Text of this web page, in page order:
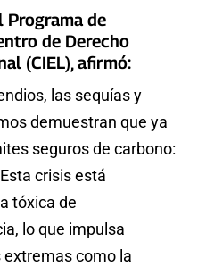
Programa de
de Derecho
(CIEL), afirmó:
las sequías y
demuestran que ya
seguros de carbono:
crisis está
tóxica de
lo que impulsa
como la